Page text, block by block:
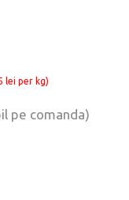
lei per kg)
pe comanda)